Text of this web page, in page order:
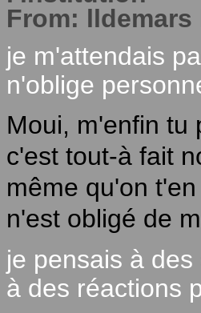
From: lldemars
je m'attendais
n'oblige
Moui, m'enfin tu
c'est tout-à fait
même qu'on
n'est obligé de
je pensais à
à des réactions